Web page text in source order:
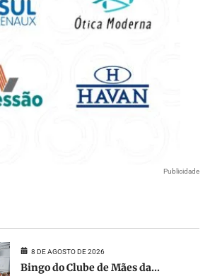
Publicidade
8 DE AGOSTO DE 2026
Bingo do Clube de Mães da...